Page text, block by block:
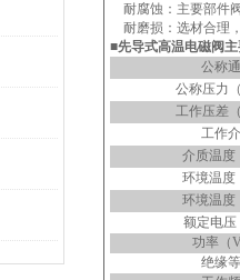
耐腐蚀：主要部件
耐磨损：选材合理
■先导式高温电磁阀
公称
公称压力
工作压差
工作
介质温
环境温
环境温
额定电压
功率（
绝缘